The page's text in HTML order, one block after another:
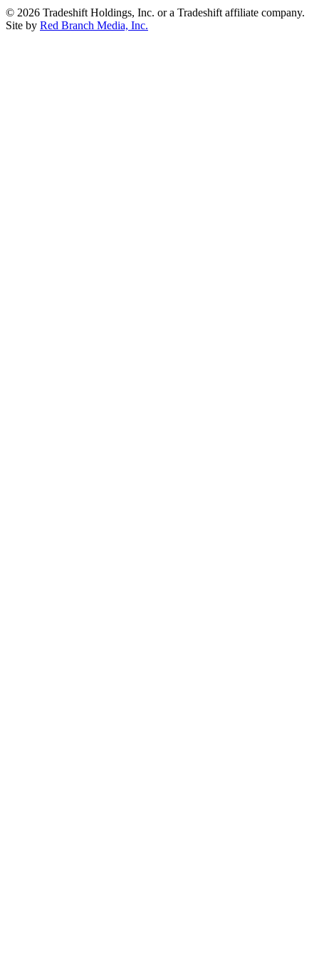
© 2026 Tradeshift Holdings, Inc. or a Tradeshift affiliate company.
Site by Red Branch Media, Inc.